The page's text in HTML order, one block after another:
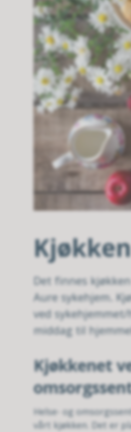
Kjøkken
Det finnes
Aure sykehjem.
ved
middag til
Kjøkkenet
Helse- og
vårt kjøkken. Det er